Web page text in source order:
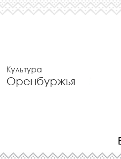
Культура
Оренбуржья